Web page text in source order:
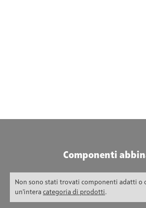
Componenti
Non sono stati trovati componenti adatti o
un'intera categoria di prodotti.